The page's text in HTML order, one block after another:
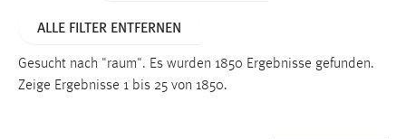
ALLE FILTER ENTFERNEN
Gesucht nach "raum". Es wurden 1850 Ergebnisse gefunden.
Zeige Ergebnisse 1 bis 25 von 1850.
Funktionen und sind für die einwandfreie Funktion der
Einverständnis